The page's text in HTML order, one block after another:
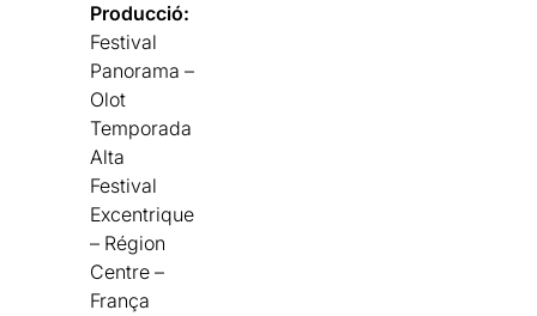
Producció:
Festival
Panorama –
Olot
Temporada
Alta
Festival
Excentrique
– Région
Centre –
França